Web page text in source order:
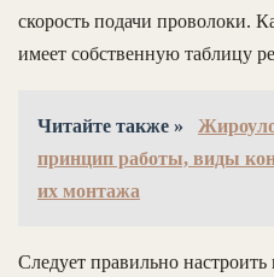
скорость подачи проволоки.
имеет собственную таблицу
Читайте также »
принцип работы, виды
их монтажа
Следует правильно